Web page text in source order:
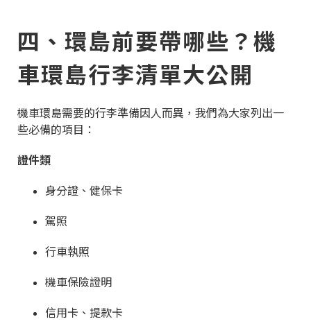
四、環島前要帶哪些？機
車環島行李清單大公開
機車環島需要的行李準備因人而異，我們為大家列出一
些必備的項目：
證件類
身分證、健保卡
駕照
行車執照
機車保險證明
信用卡、提款卡